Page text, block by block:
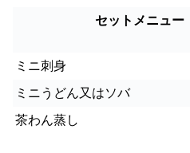
セットメニュー
ミニ刺身
ミニうどん又はソバ
茶わん蒸し